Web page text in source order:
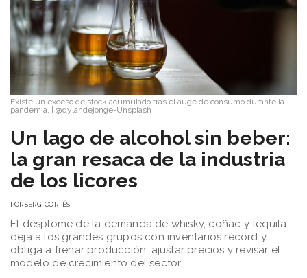
Existe un exceso de stock acumulado tras el auge de consumo durante la
pandemia. | @dylandejonge-Unsplash
​Un lago de alcohol sin beber:
la gran resaca de la industria
de los licores
PORSERGI CORTÉS
El desplome de la demanda de whisky, coñac y tequila
deja a los grandes grupos con inventarios récord y
obliga a frenar producción, ajustar precios y revisar el
modelo de crecimiento del sector.